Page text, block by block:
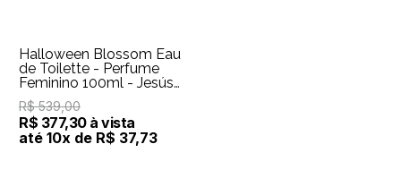
Halloween Blossom Eau
de Toilette - Perfume
Feminino 100ml - Jesús
del Pozo
R$ 539,00
R$ 377,30 à vista
até 10x de R$ 37,73